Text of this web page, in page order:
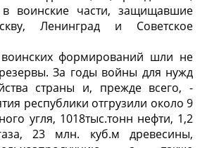
воинские части, защищавшие
Ленинград и Советское
формирований шли не
За годы войны для нужд
страны и, прежде всего, -
республики отгрузили около 9
угля, 1018тыс.тонн нефти, 1,2
23 млн. куб.м древесины,